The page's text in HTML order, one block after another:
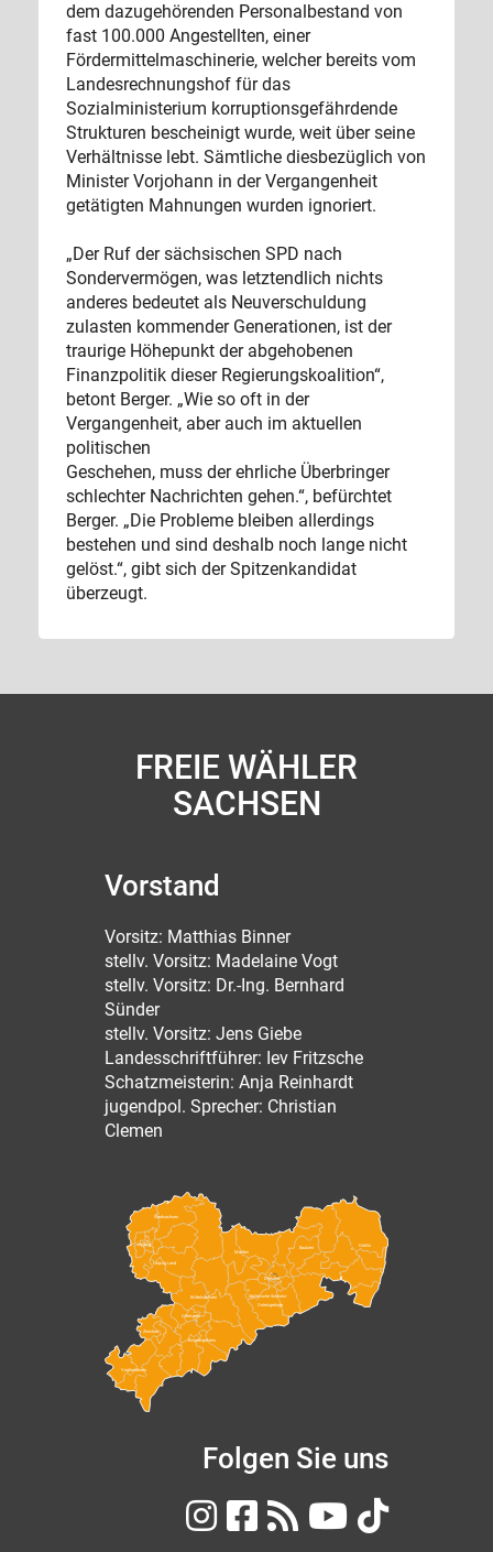
dem dazugehörenden Personalbestand von
fast 100.000 Angestellten, einer
Fördermittelmaschinerie, welcher bereits vom
Landesrechnungshof für das
Sozialministerium korruptionsgefährdende
Strukturen bescheinigt wurde, weit über seine
Verhältnisse lebt. Sämtliche diesbezüglich von
Minister Vorjohann in der Vergangenheit
getätigten Mahnungen wurden ignoriert.
„Der Ruf der sächsischen SPD nach
Sondervermögen, was letztendlich nichts
anderes bedeutet als Neuverschuldung
zulasten kommender Generationen, ist der
traurige Höhepunkt der abgehobenen
Finanzpolitik dieser Regierungskoalition“,
betont Berger. „Wie so oft in der
Vergangenheit, aber auch im aktuellen
politischen
Geschehen, muss der ehrliche Überbringer
schlechter Nachrichten gehen.“, befürchtet
Berger. „Die Probleme bleiben allerdings
bestehen und sind deshalb noch lange nicht
gelöst.“, gibt sich der Spitzenkandidat
überzeugt.
FREIE WÄHLER
SACHSEN
Vorstand
Vorsitz: Matthias Binner
stellv. Vorsitz: Madelaine Vogt
stellv. Vorsitz: Dr.-Ing. Bernhard
Sünder
stellv. Vorsitz: Jens Giebe
Landesschriftführer: Iev Fritzsche
Schatzmeisterin: Anja Reinhardt
jugendpol. Sprecher: Christian
Clemen
Bautzen Görlitz
Leipzig
Leipzig Land
Meißen
Erzgebirgskreis
Mittelsachsen
Nordsachsen
Osterzgebirge
Sächsische Schweiz-
Vogtlandkreis
Zwickau
Dresden
Chemnitz
Folgen Sie uns